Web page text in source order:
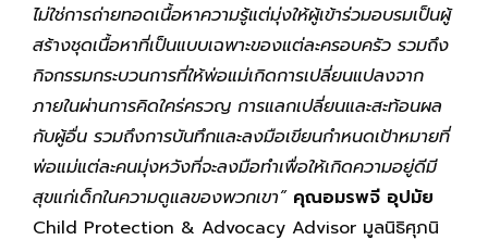
ไม่ใช่การถ่ายทอดเนื้อหาความรู้แต่มุ่งให้ผู้เข้าร่วมอบรมเป็นผู้
สร้างชุดเนื้อหาที่เป็นแบบเฉพาะของแต่ละครอบครัว รวมถึง
กิจกรรมกระบวนการที่ให้พ่อแม่เกิดการเปลี่ยนแปลงจาก
ภายในผ่านการคิดใคร่ครวญ การแลกเปลี่ยนและสะท้อนผล
กับผู้อื่น รวมถึงการบันทึกและลงมือเขียนกำหนดเป้าหมายที่
พ่อแม่แต่ละคนมุ่งหวังที่จะลงมือทำเพื่อให้เกิดความอยู่ดีมี
สุขแก่เด็กในความดูแลของพวกเขา” คุณอมรพจี อุปมัย
Child Protection & Advocacy Advisor มูลนิธิศุภนิ